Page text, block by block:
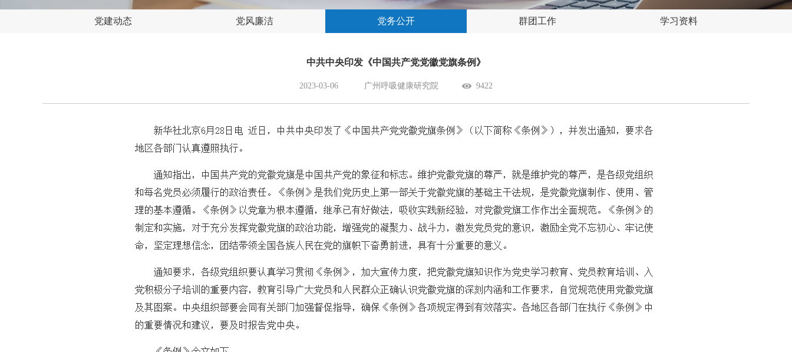
党建动态 党风廉洁 党务公开 群团工作 学习资料
中共中央印发《中国共产党党徽党旗条例》
2023-03-06 广州呼吸健康研究院 9422